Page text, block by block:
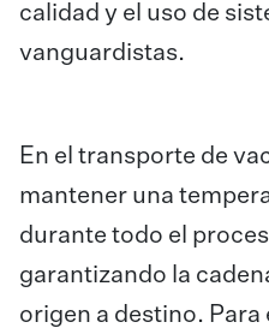
calidad y el uso de
vanguardistas.
En el transporte de
mantener una
durante todo el
garantizando la
origen a destino.